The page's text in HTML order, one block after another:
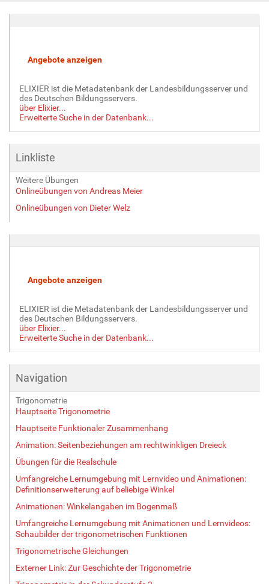
ELIXIER ist die Metadatenbank der Landesbildungsserver und
des Deutschen Bildungsservers.
über Elixier...
Erweiterte Suche in der Datenbank...
Linkliste
Weitere Übungen
Onlineübungen von Andreas Meier
Onlineübungen von Dieter Welz
ELIXIER ist die Metadatenbank der Landesbildungsserver und
des Deutschen Bildungsservers.
über Elixier...
Erweiterte Suche in der Datenbank...
Navigation
Trigonometrie
Hauptseite Trigonometrie
Hauptseite Funktionaler Zusammenhang
Animation: Seitenbeziehungen am rechtwinkligen Dreieck
Übungen für die Realschule
Umfangreiche Lernumgebung mit Lernvideo und Animationen:
Definitionserweiterung auf beliebige Winkel
Animationen: Winkelangaben im Bogenmaß
Umfangreiche Lernumgebung mit Animationen und Lernvideos:
Schaubilder der trigonometrischen Funktionen
Trigonometrische Gleichungen
Externer Link: Zur Geschichte der Trigonometrie